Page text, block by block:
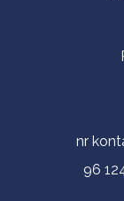
Contact
nr
96